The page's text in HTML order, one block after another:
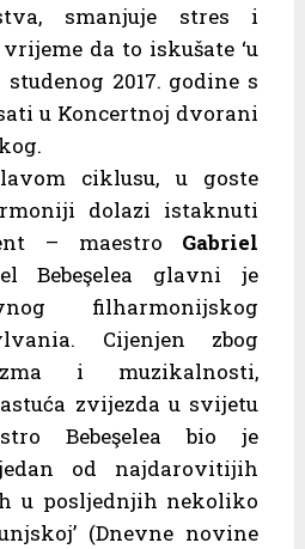
smanjuje stres i
da to iskušate ‘u
2017. godine s
u Koncertnoj dvorani
ciklusu, u goste
dolazi istaknuti
– maestro Gabriel
Bebeşelea glavni je
filharmonijskog
Cijenjen zbog
i muzikalnosti,
zvijezda u svijetu
Bebeşelea bio je
od najdarovitijih
u posljednjih nekoliko
(Dnevne novine